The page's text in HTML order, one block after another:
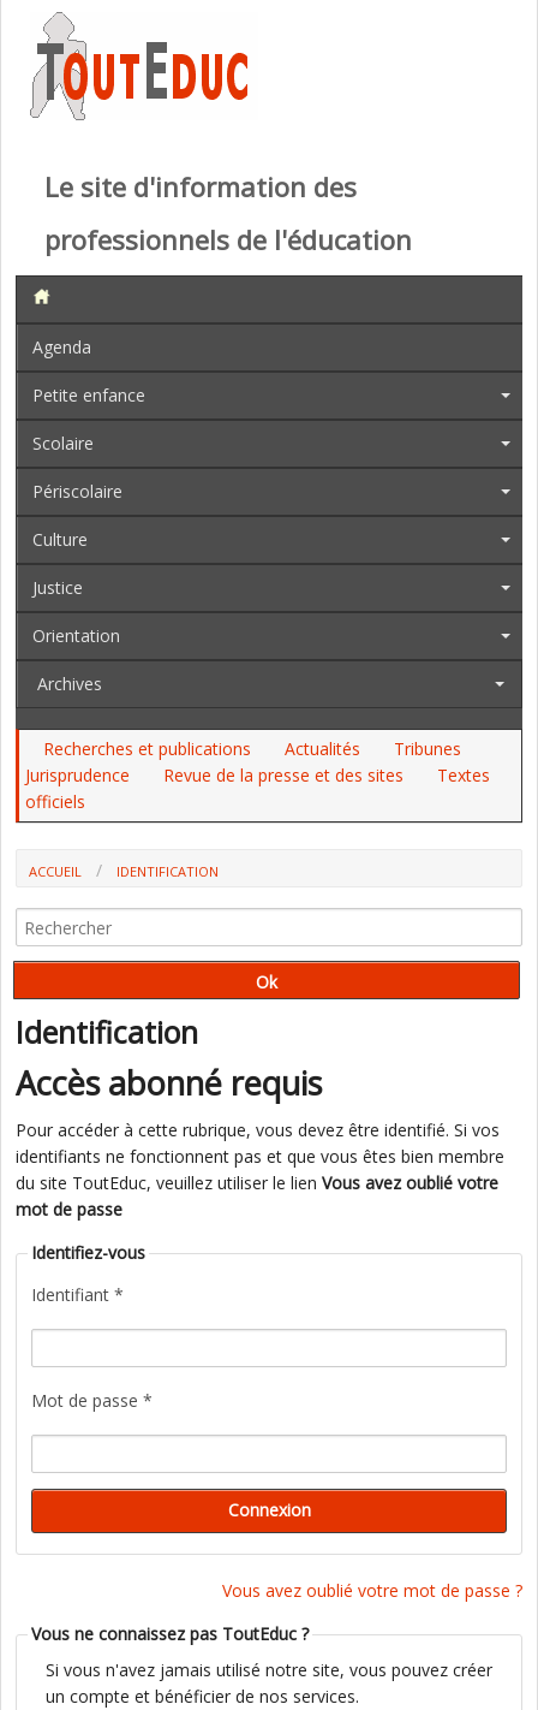
Le site d'information des
professionnels de l'éducation
Agenda
Petite enfance
Scolaire
Périscolaire
Culture
Justice
Orientation
Archives
Recherches et publications Actualités
Tribunes
Jurisprudence
Revue de la presse et des sites
Textes
officiels
ACCUEIL IDENTIFICATION
Identification
Accès abonné requis
Pour accéder à cette rubrique, vous devez être identifié. Si vos
identifiants ne fonctionnent pas et que vous êtes bien membre
du site ToutEduc, veuillez utiliser le lien Vous avez oublié votre
mot de passe
Identifiez-vous
Identifiant *
Mot de passe *
Vous avez oublié votre mot de passe ?
Vous ne connaissez pas ToutEduc ?
Si vous n'avez jamais utilisé notre site, vous pouvez créer
un compte et bénéficier de nos services.